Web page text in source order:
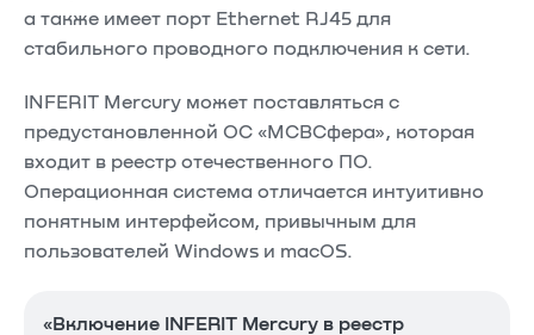
а также имеет порт Ethernet RJ45 для
стабильного проводного подключения к сети.​
INFERIT Mercury может поставляться с
предустановленной ОС «МСВСфера», которая
входит в реестр отечественного ПО.
Операционная система отличается интуитивно
понятным интерфейсом, привычным для
пользователей Windows и macOS.​
«Включение INFERIT Mercury в реестр